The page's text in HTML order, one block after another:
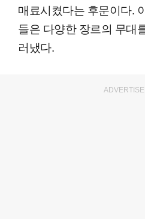
매료시켰다는 후문이다.
들은 다양한 장르의 무대
러냈다.